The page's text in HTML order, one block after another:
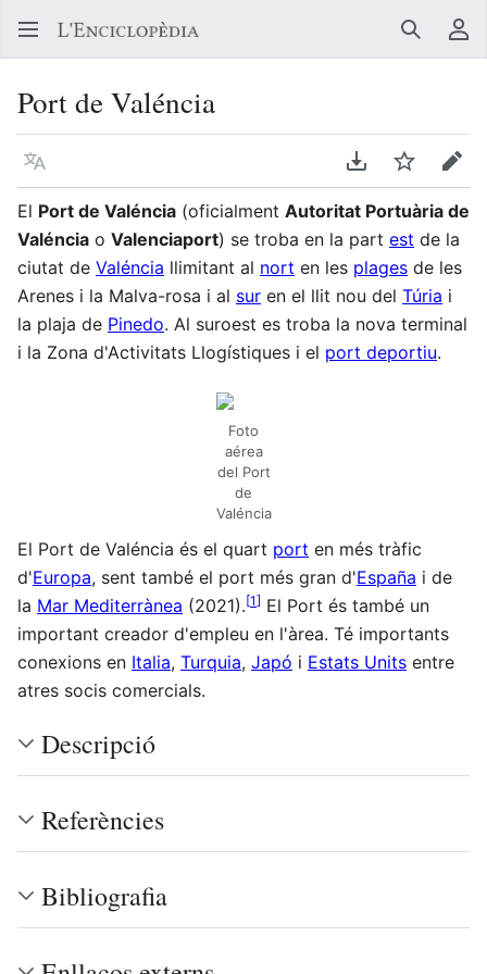
Buscar
Port de Valéncia
Llegir en un atre idioma Descarregar en
Vigilar
El Port de Valéncia (oficialment Autoritat Portuària de
Valéncia o Valenciaport) se troba en la part est de la
ciutat de Valéncia llimitant al nort en les plages de les
Arenes i la Malva-rosa i al sur en el llit nou del Túria i
la plaja de Pinedo. Al suroest es troba la nova terminal
i la Zona d'Activitats Llogístiques i el port deportiu.
Foto
aérea
del Port
de
Valéncia
El Port de Valéncia és el quart port en més tràfic
d'Europa, sent també el port més gran d'España i de
la Mar Mediterrànea (2021).[1] El Port és també un
important creador d'empleu en l'àrea. Té importants
conexions en Italia, Turquia, Japó i Estats Units entre
atres socis comercials.
Descripció
Referències
Bibliografia